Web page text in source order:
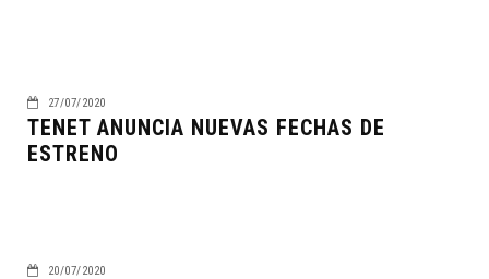
27/07/2020
TENET ANUNCIA NUEVAS FECHAS DE
ESTRENO
20/07/2020